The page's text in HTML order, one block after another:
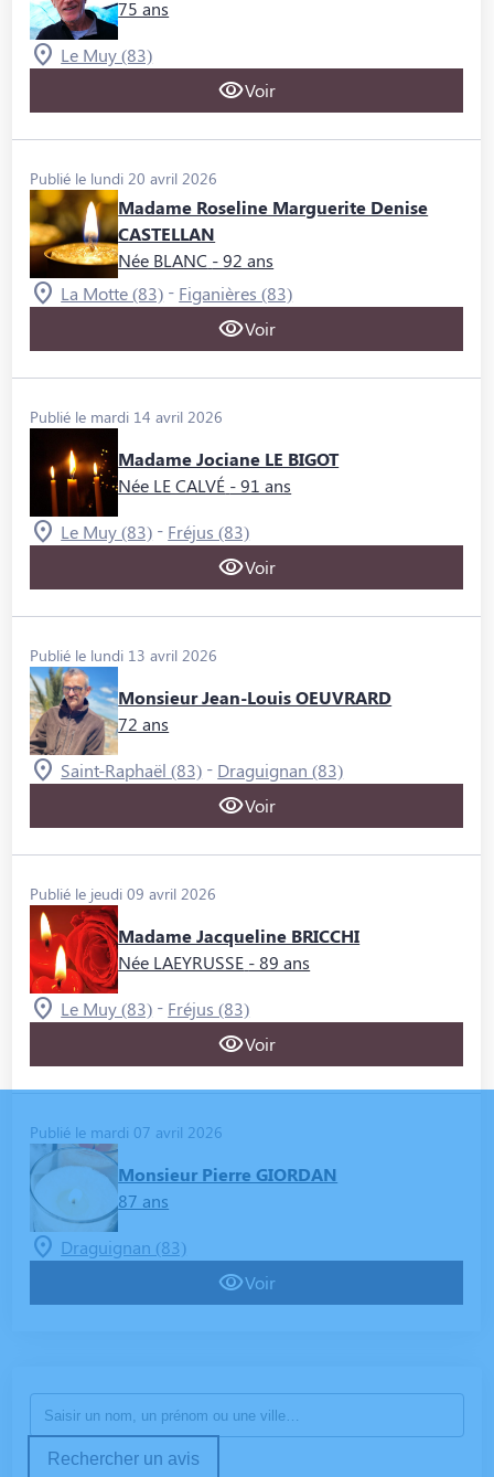
75 ans
Le Muy (83)
Voir
Publié le lundi 20 avril 2026
Madame Roseline Marguerite Denise
CASTELLAN
Née BLANC - 92 ans
La Motte (83) - Figanières (83)
Voir
Publié le mardi 14 avril 2026
Madame Jociane LE BIGOT
Née LE CALVÉ - 91 ans
Le Muy (83) - Fréjus (83)
Voir
Publié le lundi 13 avril 2026
Monsieur Jean-Louis OEUVRARD
72 ans
Saint-Raphaël (83) - Draguignan (83)
Voir
Publié le jeudi 09 avril 2026
Madame Jacqueline BRICCHI
Née LAEYRUSSE - 89 ans
Le Muy (83) - Fréjus (83)
Voir
Publié le mardi 07 avril 2026
Monsieur Pierre GIORDAN
87 ans
Draguignan (83)
Voir
Rechercher un avis